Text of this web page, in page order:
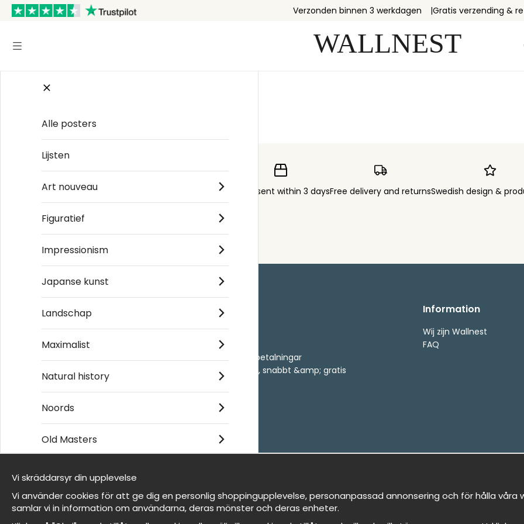
Verzonden binnen 3 werkdagen Gratis verzending &
Order sent within 3 daysFree delivery and returnsSwedish design &
Kontakta oss
- Returer och återbetalningar
- Leverans - enkelt, snabbt &amp; gratis
Om cookies
Mina favoriter
Information
Wij zijn Wallnest
FAQ
Et harum quidem rerum facilis est et expedita
Alle posters
Lijsten
Art nouveau
Figuratief
Impressionism
Japanse kunst
Landschap
Maximalist
Natural history
Noords
Old Masters
Wij zijn Wallnest
FAQ
Vi skräddarsyr din upplevelse
Vi använder cookies för att ge dig en personlig shoppingupplevelse, personanpassad annonsering och för hålla
samlar vi in information om användarna, deras mönster och deras enheter.